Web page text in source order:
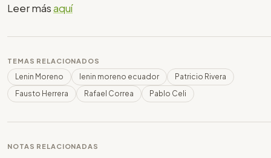
Leer másaquí
TEMAS RELACIONADOS
Lenin Moreno lenin moreno ecuador
Patricio Rivera
Fausto Herrera
Rafael Correa Pablo Celi
NOTAS RELACIONADAS